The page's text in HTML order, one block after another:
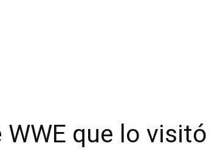
que lo visitó